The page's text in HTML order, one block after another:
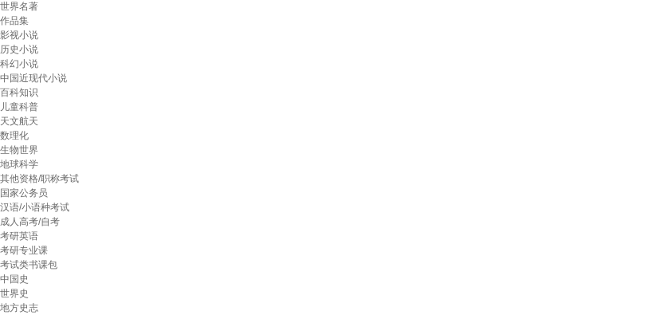
世界名著
作品集
影视小说
历史小说
科幻小说
中国近现代小说
百科知识
儿童科普
天文航天
数理化
生物世界
地球科学
其他资格/职称考试
国家公务员
汉语/小语种考试
成人高考/自考
考研英语
考研专业课
考试类书课包
中国史
世界史
地方史志